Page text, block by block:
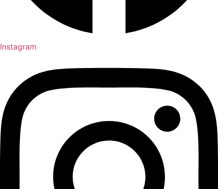
Instagram